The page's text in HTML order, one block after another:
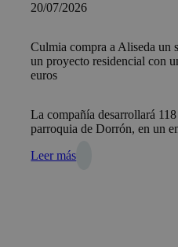
20/07/2026
Culmia compra a Aliseda un
un proyecto residencial con
euros
La compañía desarrollará
parroquia de Dorrón, en un
Leer más